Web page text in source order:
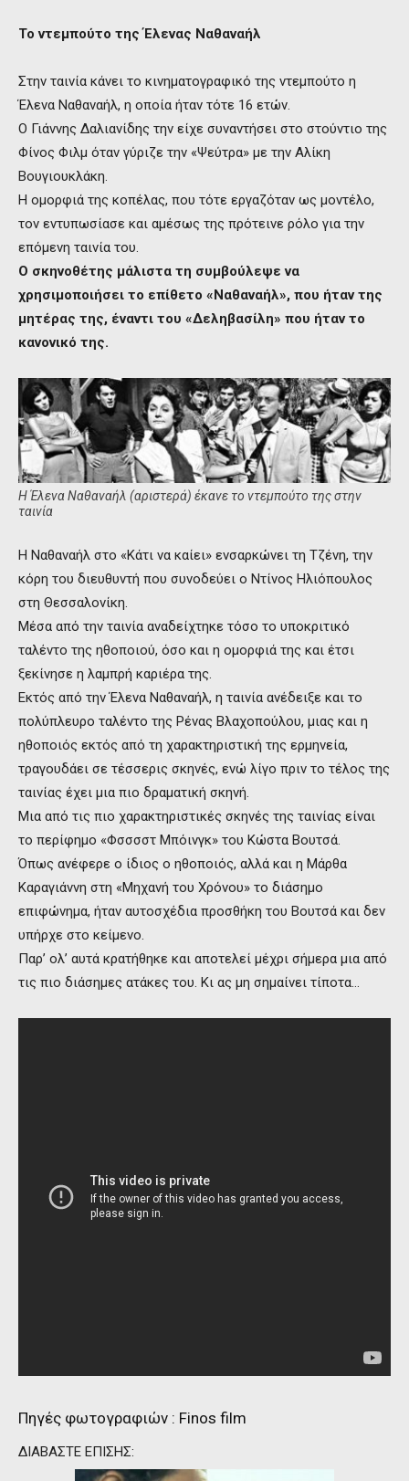
Το ντεμπούτο της Έλενας Ναθαναήλ
Στην ταινία κάνει το κινηματογραφικό της ντεμπούτο η
Έλενα Ναθαναήλ, η οποία ήταν τότε 16 ετών.
Ο Γιάννης Δαλιανίδης την είχε συναντήσει στο στούντιο της
Φίνος Φιλμ όταν γύριζε την «Ψεύτρα» με την Αλίκη
Βουγιουκλάκη.
Η ομορφιά της κοπέλας, που τότε εργαζόταν ως μοντέλο,
τον εντυπωσίασε και αμέσως της πρότεινε ρόλο για την
επόμενη ταινία του.
Ο σκηνοθέτης μάλιστα τη συμβούλεψε να
χρησιμοποιήσει το επίθετο «Ναθαναήλ», που ήταν της
μητέρας της, έναντι του «Δεληβασίλη» που ήταν το
κανονικό της.
Η Έλενα Ναθαναήλ (αριστερά) έκανε το ντεμπούτο της στην
ταινία
Η Ναθαναήλ στο «Κάτι να καίει» ενσαρκώνει τη Τζένη, την
κόρη του διευθυντή που συνοδεύει ο Ντίνος Ηλιόπουλος
στη Θεσσαλονίκη.
Μέσα από την ταινία αναδείχτηκε τόσο το υποκριτικό
ταλέντο της ηθοποιού, όσο και η ομορφιά της και έτσι
ξεκίνησε η λαμπρή καριέρα της.
Εκτός από την Έλενα Ναθαναήλ, η ταινία ανέδειξε και το
πολύπλευρο ταλέντο της Ρένας Βλαχοπούλου, μιας και η
ηθοποιός εκτός από τη χαρακτηριστική της ερμηνεία,
τραγουδάει σε τέσσερις σκηνές, ενώ λίγο πριν το τέλος της
ταινίας έχει μια πιο δραματική σκηνή.
Μια από τις πιο χαρακτηριστικές σκηνές της ταινίας είναι
το περίφημο «Φσσσστ Μπόινγκ» του Κώστα Βουτσά.
Όπως ανέφερε ο ίδιος ο ηθοποιός, αλλά και η Μάρθα
Καραγιάννη στη «Μηχανή του Χρόνου» το διάσημο
επιφώνημα, ήταν αυτοσχέδια προσθήκη του Βουτσά και δεν
υπήρχε στο κείμενο.
Παρ’ ολ’ αυτά κρατήθηκε και αποτελεί μέχρι σήμερα μια από
τις πιο διάσημες ατάκες του. Κι ας μη σημαίνει τίποτα…
Πηγές φωτογραφιών : Finos film
ΔΙΑΒΑΣΤΕ ΕΠΙΣΗΣ: